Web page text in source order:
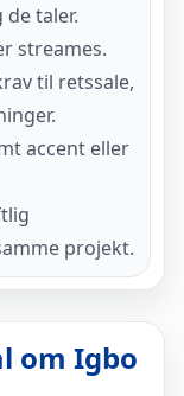
taler.
streames.
til retssale,
accent eller
projekt.
om Igbo